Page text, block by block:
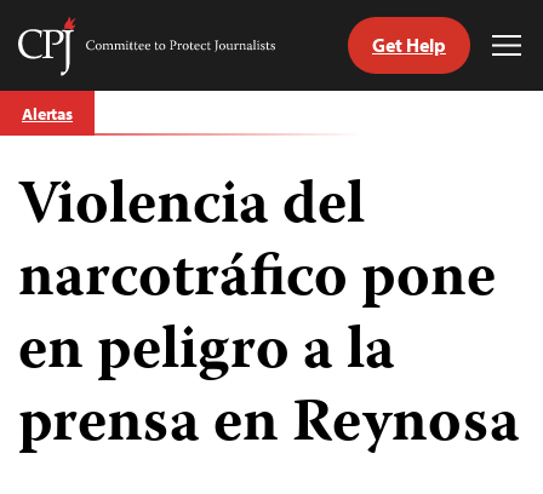
Skip
to
Committee
Journalists
Get Help
Alertas
Violencia del
narcotráfico pone
en peligro a la
prensa en Reynosa